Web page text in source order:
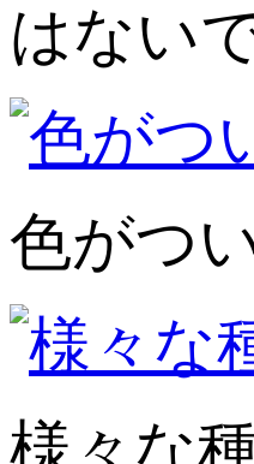
はない
色がつ
様々な